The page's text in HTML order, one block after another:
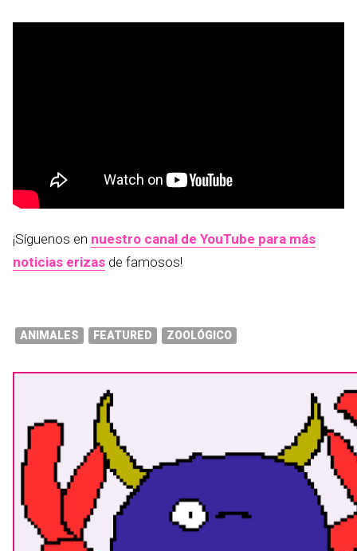
¡Síguenos en nuestro canal de YouTube para más
noticias erizas de famosos!
ANIMALES FEATURED ZOOLÓGICO